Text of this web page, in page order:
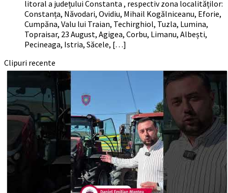
litoral a județului Constanta , respectiv zona localităților:
Constanța, Năvodari, Ovidiu, Mihail Kogălniceanu, Eforie,
Cumpăna, Valu lui Traian, Techirghiol, Tuzla, Lumina,
Topraisar, 23 August, Agigea, Corbu, Limanu, Albești,
Pecineaga, Istria, Săcele, […]
Clipuri recente